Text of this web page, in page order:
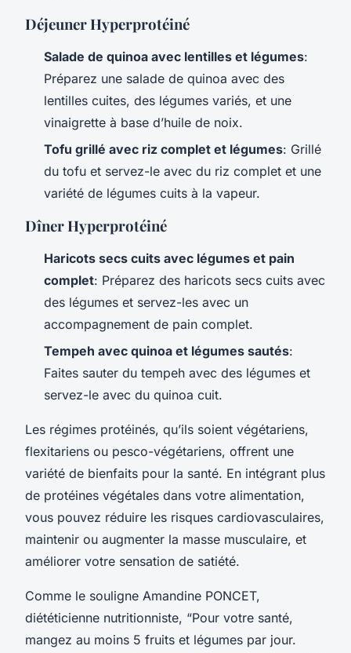
Déjeuner Hyperprotéiné
Salade de quinoa avec lentilles et légumes:
Préparez une salade de quinoa avec des
lentilles cuites, des légumes variés, et une
vinaigrette à base d’huile de noix.
Tofu grillé avec riz complet et légumes: Grillé
du tofu et servez-le avec du riz complet et une
variété de légumes cuits à la vapeur.
Dîner Hyperprotéiné
Haricots secs cuits avec légumes et pain
complet: Préparez des haricots secs cuits avec
des légumes et servez-les avec un
accompagnement de pain complet.
Tempeh avec quinoa et légumes sautés:
Faites sauter du tempeh avec des légumes et
servez-le avec du quinoa cuit.
Les régimes protéinés, qu’ils soient végétariens,
flexitariens ou pesco-végétariens, offrent une
variété de bienfaits pour la santé. En intégrant plus
de protéines végétales dans votre alimentation,
vous pouvez réduire les risques cardiovasculaires,
maintenir ou augmenter la masse musculaire, et
améliorer votre sensation de satiété.
Comme le souligne Amandine PONCET,
diététicienne nutritionniste, “Pour votre santé,
mangez au moins 5 fruits et légumes par jour.